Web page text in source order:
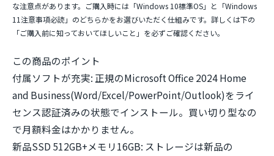
な注意点があります。ご購入時には「Windows 10標準OS」と「Windows
11注意事項必読」のどちらかをお選びいただく仕組みです。詳しくは下の
「ご購入前に知っておいてほしいこと」を必ずご確認ください。
この商品のポイント
付属ソフトが充実: 正規のMicrosoft Office 2024 Home
and Business(Word/Excel/PowerPoint/Outlook)をライ
センス認証済みの状態でインストール。買い切り型なの
で月額料金はかかりません。
新品SSD 512GB+メモリ16GB: ストレージは新品の